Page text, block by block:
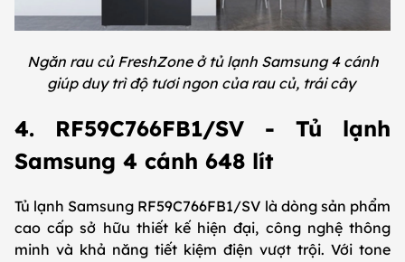
Ngăn rau củ FreshZone ở tủ lạnh Samsung 4 cánh
giúp duy trì độ tươi ngon của rau củ, trái cây
4. RF59C766FB1/SV - Tủ lạnh
Samsung 4 cánh 648 lít
Tủ lạnh Samsung RF59C766FB1/SV là dòng sản phẩm
cao cấp sở hữu thiết kế hiện đại, công nghệ thông
minh và khả năng tiết kiệm điện vượt trội. Với tone